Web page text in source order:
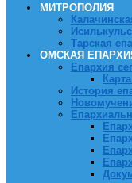
МИТРОПОЛИЯ
Тарская
ОМСКАЯ
Епархия
История